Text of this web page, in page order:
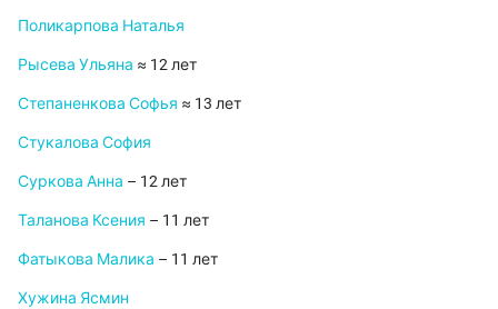
Поликарпова Наталья
Рысева Ульяна ≈ 12 лет
Степаненкова Софья ≈ 13 лет
Стукалова София
Суркова Анна – 12 лет
Таланова Ксения – 11 лет
Фатыкова Малика – 11 лет
Хужина Ясмин